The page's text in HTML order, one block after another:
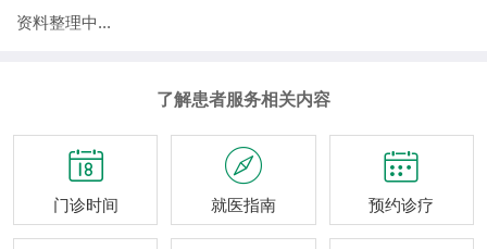
资料整理中...
了解患者服务相关内容

门诊时间

就医指南

预约诊疗